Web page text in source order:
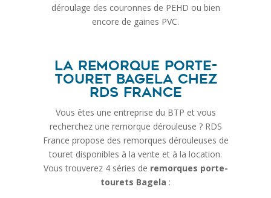
déroulage des couronnes de PEHD ou bien
encore de gaines PVC.
La remorque porte-
touret Bagela chez
RDS France
Vous êtes une entreprise du BTP et vous
recherchez une remorque dérouleuse ? RDS
France propose des remorques dérouleuses de
touret disponibles à la vente et à la location.
Vous trouverez 4 séries de remorques porte-
tourets Bagela :